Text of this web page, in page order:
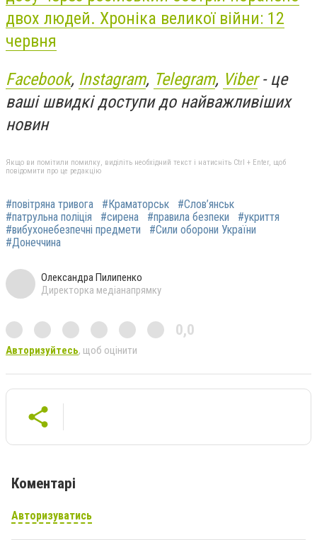
двох людей. Хроніка великої війни: 12
червня
Facebook, Instagram, Telegram, Viber- це
ваші швидкі доступи до найважливіших
новин
Якщо ви помітили помилку, виділіть необхідний текст і натисніть Ctrl + Enter, щоб
повідомити про це редакцію
#повітряна тривога #Краматорськ
#Слов’янськ
#патрульна поліція
#сирена #правила безпеки
#укриття
#вибухонебезпечні предмети
#Сили оборони України
#Донеччина
Олександра Пилипенко
Директорка медіанапрямку
0,0
Авторизуйтесь, щоб оцінити
Коментарі
Авторизуватись